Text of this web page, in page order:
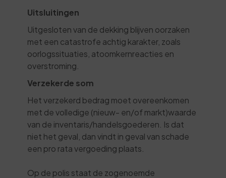
Uitsluitingen
Uitgesloten van de dekking blijven oorzaken
met een catastrofe achtig karakter, zoals
oorlogssituaties, atoomkernreacties en
overstroming.
Verzekerde som
Het verzekerd bedrag moet overeenkomen
met de volledige (nieuw- en/of markt)waarde
van de inventaris/handelsgoederen. Is dat
niet het geval, dan vindt in geval van schade
een pro rata vergoeding plaats.
Op de polis staat de zogenoemde